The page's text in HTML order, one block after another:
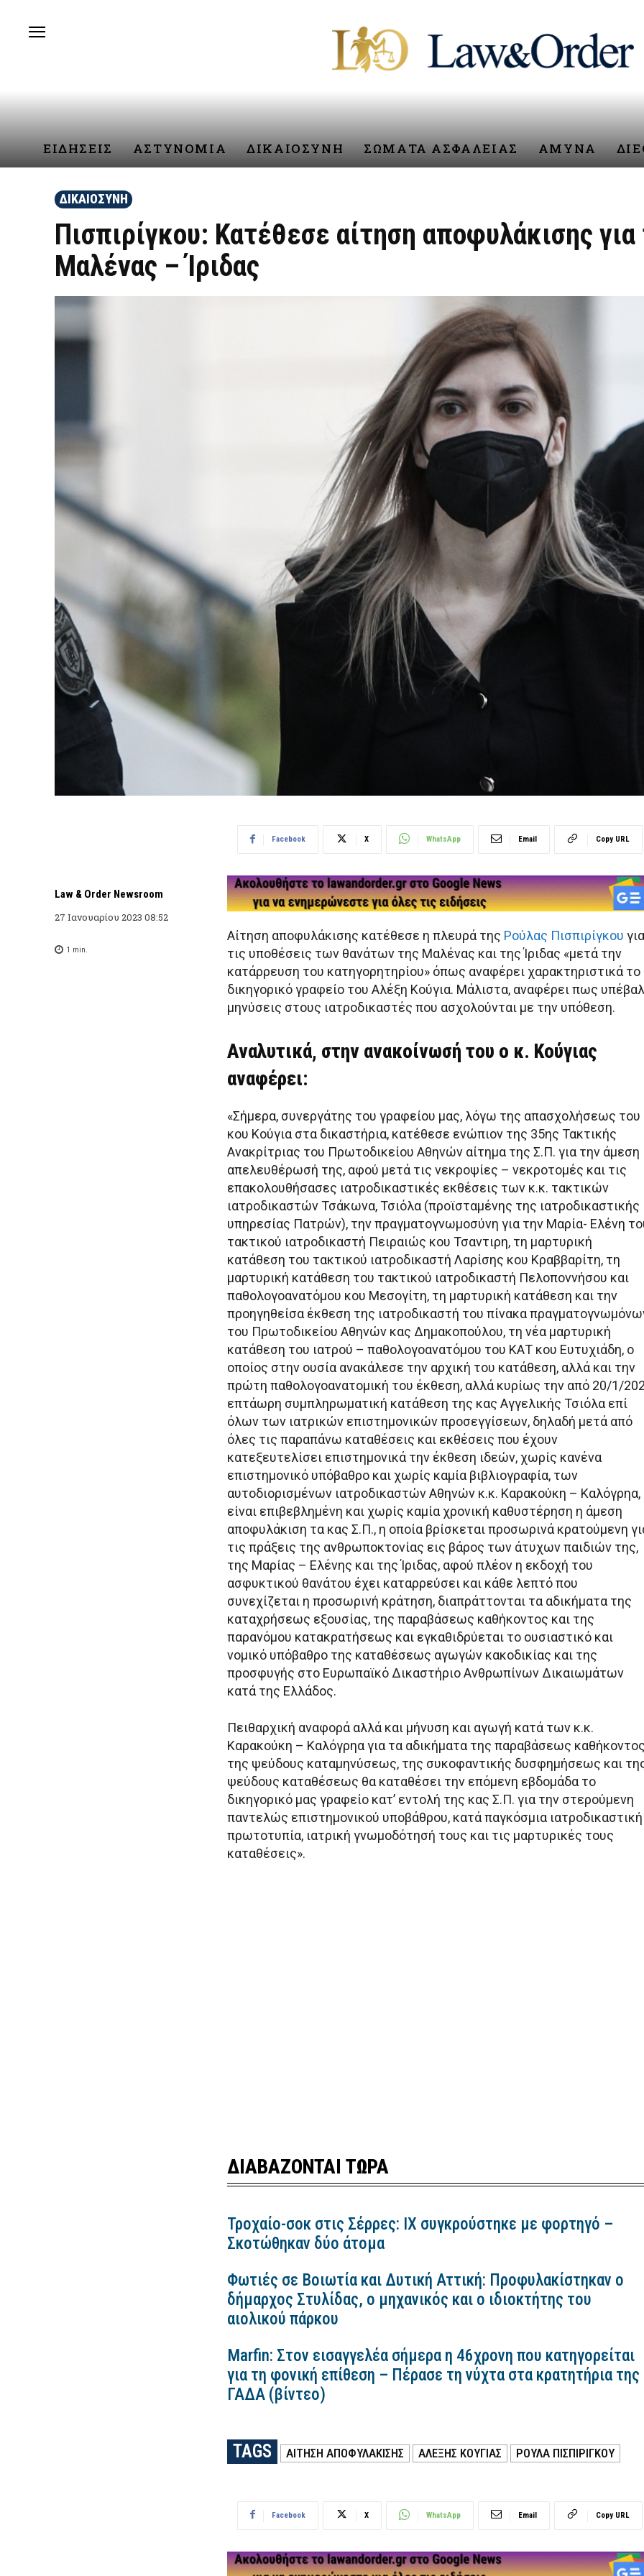
ΕΙΔΗΣΕΙΣ ΑΣΤΥΝΟΜΙΑ ΔΙΚΑΙΟΣΥΝΗ ΣΩΜΑΤΑ ΑΣΦΑΛΕΙΑΣ ΑΜΥΝΑ
ΔΙΚΑΙΟΣΥΝΗ
Πισπιρίγκου: Κατέθεσε αίτηση αποφυλάκισης
Μαλένας – Ίριδας
Law & Order Newsroom
27 Ιανουαρίου 2023 08:52
1 min.
Facebook X WhatsApp Email Copy URL
Αίτηση αποφυλάκισης κατέθεσε η πλευρά της Ρούλας Πισπιρίγκου για
τις υποθέσεις των θανάτων της Μαλένας και της Ίριδας «μετά την
κατάρρευση του κατηγορητηρίου» όπως αναφέρει χαρακτηριστικά το
δικηγορικό γραφείο του Αλέξη Κούγια. Μάλιστα, αναφέρει πως
μηνύσεις στους ιατροδικαστές που ασχολούνται με την υπόθεση.
Αναλυτικά, στην ανακοίνωσή του ο κ. Κούγιας
αναφέρει:
«Σήμερα, συνεργάτης του γραφείου μας, λόγω της απασχολήσεως του
κου Κούγια στα δικαστήρια, κατέθεσε ενώπιον της 35ης Τακτικής
Ανακρίτριας του Πρωτοδικείου Αθηνών αίτημα της Σ.Π. για την άμεση
απελευθέρωσή της, αφού μετά τις νεκροψίες – νεκροτομές και τις
επακολουθήσασες ιατροδικαστικές εκθέσεις των κ.κ. τακτικών
ιατροδικαστών Τσάκωνα, Τσιόλα (προϊσταμένης της ιατροδικαστικής
υπηρεσίας Πατρών), την πραγματογνωμοσύνη για την Μαρία- Ελένη
τακτικού ιατροδικαστή Πειραιώς κου Τσαντιρη, τη μαρτυρική
κατάθεση του τακτικού ιατροδικαστή Λαρίσης κου Κραββαρίτη, τη
μαρτυρική κατάθεση του τακτικού ιατροδικαστή Πελοποννήσου και
παθολογοανατόμου κου Μεσογίτη, τη μαρτυρική κατάθεση και την
προηγηθείσα έκθεση της ιατροδικαστή του πίνακα
του Πρωτοδικείου Αθηνών κας Δημακοπούλου, τη νέα μαρτυρική
κατάθεση του ιατρού – παθολογοανατόμου του ΚΑΤ κου Ευτυχιάδη, ο
οποίος στην ουσία ανακάλεσε την αρχική του κατάθεση, αλλά και την
πρώτη παθολογοανατομική του έκθεση, αλλά κυρίως την από 20/1/
επτάωρη συμπληρωματική κατάθεση της κας Αγγελικής Τσιόλα επί
όλων των ιατρικών επιστημονικών προσεγγίσεων, δηλαδή μετά από
όλες τις παραπάνω καταθέσεις και εκθέσεις που έχουν
κατεξευτελίσει επιστημονικά την έκθεση ιδεών, χωρίς κανένα
επιστημονικό υπόβαθρο και χωρίς καμία βιβλιογραφία, των
αυτοδιορισμένων ιατροδικαστών Αθηνών κ.κ. Καρακούκη – Καλόγρηα,
είναι επιβεβλημένη και χωρίς καμία χρονική καθυστέρηση η άμεση
αποφυλάκιση τα κας Σ.Π., η οποία βρίσκεται προσωρινά κρατούμενη
τις πράξεις της ανθρωποκτονίας εις βάρος των άτυχων παιδιών της,
της Μαρίας – Ελένης και της Ίριδας, αφού πλέον η εκδοχή του
ασφυκτικού θανάτου έχει καταρρεύσει και κάθε λεπτό που
συνεχίζεται η προσωρινή κράτηση, διαπράττονται τα αδικήματα της
καταχρήσεως εξουσίας, της παραβάσεως καθήκοντος και της
παρανόμου κατακρατήσεως και εγκαθιδρύεται το ουσιαστικό και
νομικό υπόβαθρο της καταθέσεως αγωγών κακοδικίας και της
προσφυγής στο Ευρωπαϊκό Δικαστήριο Ανθρωπίνων Δικαιωμάτων
κατά της Ελλάδος.
Πειθαρχική αναφορά αλλά και μήνυση και αγωγή κατά των κ.κ.
Καρακούκη – Καλόγρηα για τα αδικήματα της παραβάσεως
της ψεύδους καταμηνύσεως, της συκοφαντικής δυσφημήσεως και
ψεύδους καταθέσεως θα καταθέσει την επόμενη εβδομάδα το
δικηγορικό μας γραφείο κατ’ εντολή της κας Σ.Π. για την στερούμενη
παντελώς επιστημονικού υποβάθρου, κατά παγκόσμια ιατροδικαστική
πρωτοτυπία, ιατρική γνωμοδότησή τους και τις μαρτυρικές τους
καταθέσεις».
ΔΙΑΒΑΖΟΝΤΑΙ ΤΩΡΑ
Τροχαίο-σοκ στις Σέρρες: ΙΧ συγκρούστηκε με φορτηγό –
Σκοτώθηκαν δύο άτομα
Φωτιές σε Βοιωτία και Δυτική Αττική: Προφυλακίστηκαν ο
δήμαρχος Στυλίδας, ο μηχανικός και ο ιδιοκτήτης του
αιολικού πάρκου
Marfin: Στον εισαγγελέα σήμερα η 46χρονη που κατηγορείται
για τη φονική επίθεση – Πέρασε τη νύχτα στα κρατητήρια της
ΓΑΔΑ (βίντεο)
TAGS ΑΙΤΗΣΗ ΑΠΟΦΥΛΑΚΙΣΗΣ ΑΛΕΞΗΣ ΚΟΥΓΙΑΣ ΡΟΥΛΑ ΠΙΣΠΙΡΙΓΚΟΥ
Facebook X WhatsApp Email Copy URL